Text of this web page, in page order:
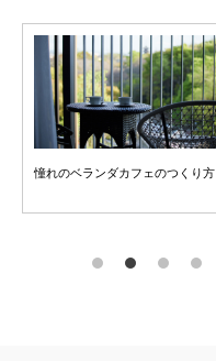
憧れのベランダカフェのつくり方